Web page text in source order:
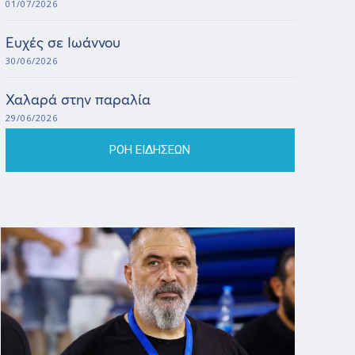
01/07/2026
Ευχές σε Ιωάννου
30/06/2026
Χαλαρά στην παραλία
29/06/2026
ΡΟΗ ΕΙΔΗΣΕΩΝ